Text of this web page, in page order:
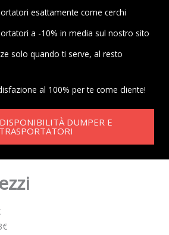
esattamente come cerchi
a -10% in media sul nostro sito
solo quando ti serve, al resto
al 100% per te come cliente!
DUMPER E
TRASPORTATORI